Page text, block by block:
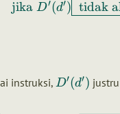
jikaD′(d′) tidak
instruksi, D′(d′)